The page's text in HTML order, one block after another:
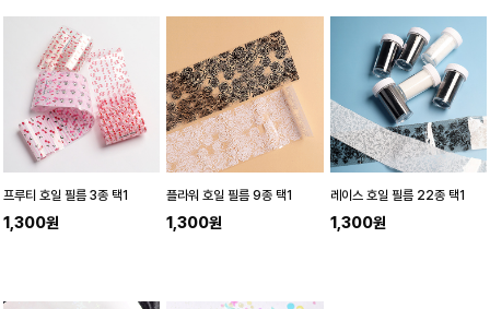
프루티 호일 필름 3종 택1
1,300원
플라워 호일 필름 9종 택1
1,300원
레이스 호일 필름 22종 택1
1,300원